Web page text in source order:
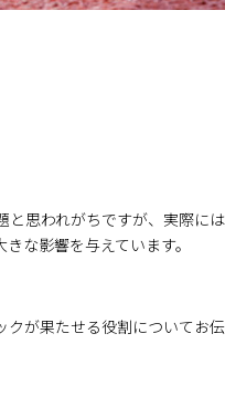
思われがちですが、実際に
な影響を与えています。
が果たせる役割についてお伝